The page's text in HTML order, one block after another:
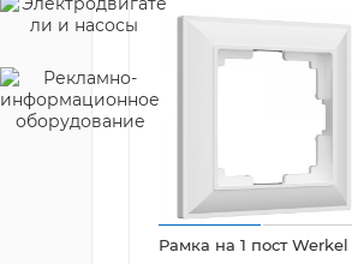
Рамка на 1 пост Werkel